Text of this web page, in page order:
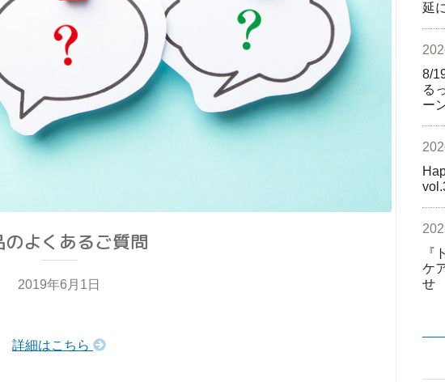
のよくあるご質問
2019年6月1日
詳細はこちら
延
8/
る
ー
『
ケ
せ